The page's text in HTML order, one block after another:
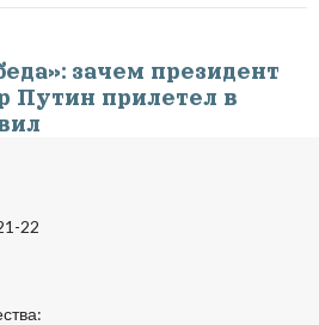
зачем президент
Путин прилетел в
22